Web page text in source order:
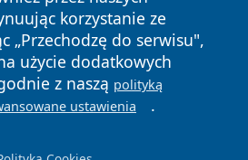
korzystanie ze
„Przechodzę do serwisu",
użycie dodatkowych
z naszą polityką
ustawienia .
Polityka
Cookies